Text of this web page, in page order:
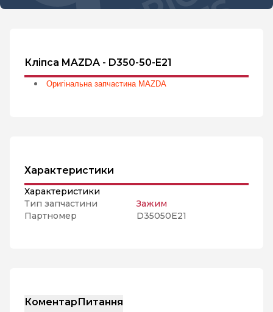
Кліпса MAZDA - D350-50-E21
Оригінальна запчастина MAZDA
Характеристики
Характеристики
Тип запчастини
Зажим
Партномер
D35050E21
КоментарПитання